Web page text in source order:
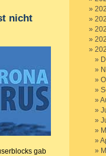
nicht
gab